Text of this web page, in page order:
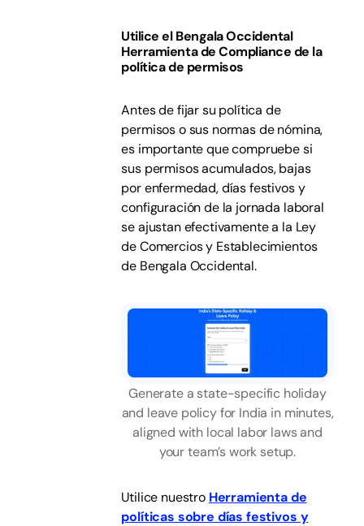
Utilice elBengala Occidental
Herramienta de Compliance de la
política de permisos
Antes de fijar su política de
permisos o sus normas de nómina,
es importante que compruebe si
sus permisos acumulados, bajas
por enfermedad, días festivos y
configuración de la jornada laboral
se ajustan efectivamente a la Ley
de Comercios y Establecimientos
de Bengala Occidental.
Generate a state-specific holiday
and leave policy for India in minutes,
aligned with local labor laws and
your team’s work setup.
Utilice nuestro Herramienta de
políticas sobre días festivos y